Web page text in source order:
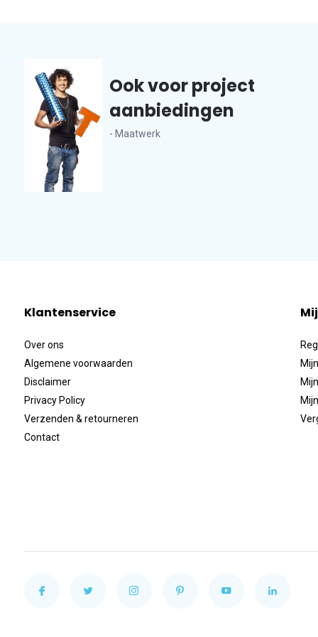
Ook voor project
aanbiedingen
- Maatwerk
Klantenservice
Over ons
Algemene voorwaarden
Disclaimer
Privacy Policy
Verzenden & retourneren
Contact